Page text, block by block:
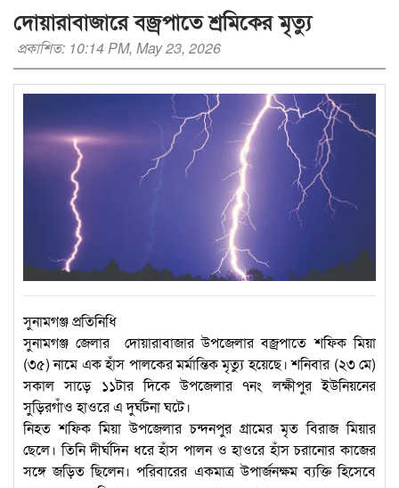
দোয়ারাবাজারে বজ্রপাতে শ্রমিকের মৃত্যু
প্রকাশিত: 10:14 PM, May 23, 2026
সুনামগঞ্জ প্রতিনিধি
সুনামগঞ্জ জেলার ‎ দোয়ারাবাজার উপজেলার বজ্রপাতে শফিক মিয়া
(৩৫) নামে এক হাঁস পালকের মর্মান্তিক মৃত্যু হয়েছে। শনিবার (২৩ মে)
সকাল সাড়ে ১১টার দিকে উপজেলার ৭নং লক্ষীপুর ইউনিয়নের
সুড়িরগাঁও হাওরে এ দুর্ঘটনা ঘটে।
‎‎নিহত শফিক মিয়া উপজেলার চন্দনপুর গ্রামের মৃত বিরাজ মিয়ার
ছেলে। তিনি দীর্ঘদিন ধরে হাঁস পালন ও হাওরে হাঁস চরানোর কাজের
সঙ্গে জড়িত ছিলেন। পরিবারের একমাত্র উপার্জনক্ষম ব্যক্তি হিসেবে